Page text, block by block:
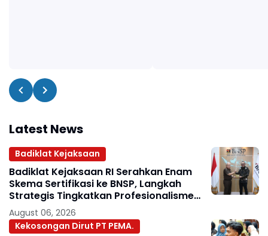
Latest News
Badiklat Kejaksaan
Badiklat Kejaksaan RI Serahkan Enam
Skema Sertifikasi ke BNSP, Langkah
Strategis Tingkatkan Profesionalisme
Jaksa
August 06, 2026
Kekosongan Dirut PT PEMA.